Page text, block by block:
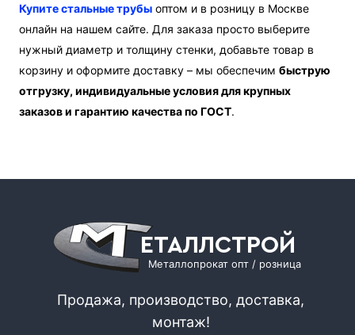
Купите стальные трубы оптом и в розницу в Москве
онлайн на нашем сайте. Для заказа просто выберите
нужный диаметр и толщину стенки, добавьте товар в
корзину и оформите доставку – мы обеспечимбыструю
отгрузку, индивидуальные условия для крупных
заказов и гарантию качества по ГОСТ.
ЕТАЛЛСТРОЙ
Металлопрокат опт / розница
Продажа, производство, доставка,
монтаж!